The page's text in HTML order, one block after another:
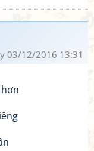
03/12/2016 13:31